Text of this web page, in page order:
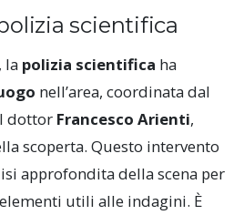
scientifica
la polizia scientifica ha
nell’area, coordinata dal
dottor Francesco Arienti,
scoperta. Questo intervento
approfondita della scena per
utili alle indagini. È